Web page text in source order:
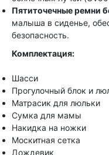
Пятиточечные ремни
малыша в сиденье,
безопасность.
Комплектация:
Шасси
Прогулочный блок и
Матрасик для люльки
Сумка для мамы
Накидка на ножки
Москитная сетка
Дождевик